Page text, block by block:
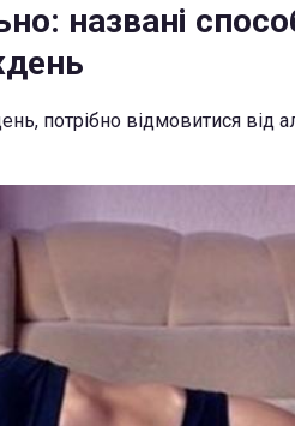
названі
потрібно відмовитися від